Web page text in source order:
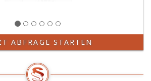
ABFRAGE STARTEN